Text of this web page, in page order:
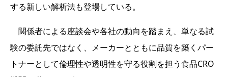
する新しい解析法も登場している。
関係者による座談会や各社の動向を踏まえ、単なる試
験の委託先ではなく、メーカーとともに品質を築くパー
トナーとして倫理性や透明性を守る役割を担う食品CRO